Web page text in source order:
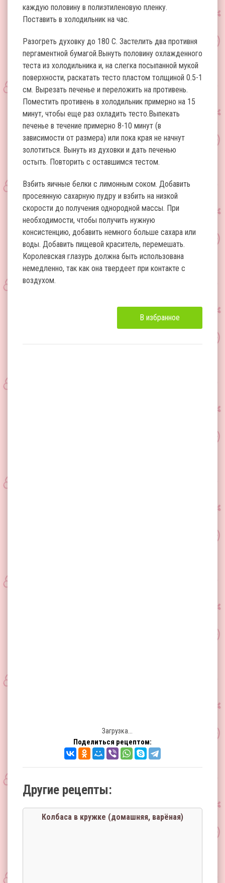
каждую половину в полиэтиленовую пленку.
Поставить в холодильник на час.
Разогреть духовку до 180 С. Застелить два противня
пергаментной бумагой.Вынуть половину охлажденного
теста из холодильника и, на слегка посыпанной мукой
поверхности, раскатать тесто пластом толщиной 0.5-1
см. Вырезать печенье и переложить на противень.
Поместить противень в холодильник примерно на 15
минут, чтобы еще раз охладить тесто.Выпекать
печенье в течение примерно 8-10 минут (в
зависимости от размера) или пока края не начнут
золотиться. Вынуть из духовки и дать печенью
остыть. Повторить с оставшимся тестом.
Взбить яичные белки с лимонным соком. Добавить
просеянную сахарную пудру и взбить на низкой
скорости до получения однородной массы. При
необходимости, чтобы получить нужную
консистенцию, добавить немного больше сахара или
воды. Добавить пищевой краситель, перемешать.
Королевская глазурь должна быть использована
немедленно, так как она твердеет при контакте с
воздухом.
В избранное
Загрузка...
Поделиться рецептом:
Другие рецепты:
Колбаса в кружке (домашняя, варёная)